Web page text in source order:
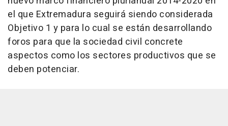
el que Extremadura seguirá siendo considerada
Objetivo 1 y para lo cual se están desarrollando
foros para que la sociedad civil concrete
aspectos como los sectores productivos que se
deben potenciar.